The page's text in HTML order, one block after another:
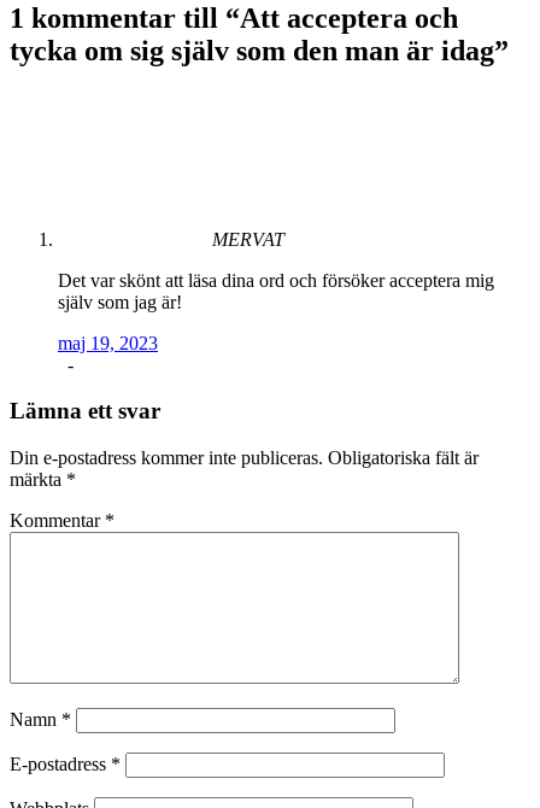
1 kommentar till “Att acceptera och
tycka om sig själv som den man är idag”
MERVAT
Det var skönt att läsa dina ord och försöker acceptera mig
själv som jag är!
maj 19, 2023
-
Lämna ett svar
Din e-postadress kommer inte publiceras. Obligatoriska fält är
märkta *
Kommentar *
Namn *
E-postadress *